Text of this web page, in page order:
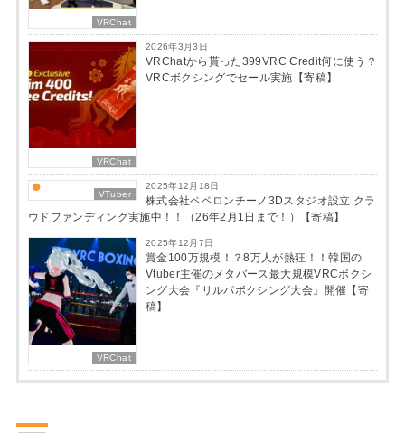
VRChat
VRChat
2026年3月3日
VRChatから貰った399VRC Credit何に使う？
VRCボクシングでセール実施【寄稿】
VTuber
2025年12月18日
株式会社ペペロンチーノ3Dスタジオ設立 クラ
ウドファンディング実施中！！（26年2月1日まで！）【寄稿】
VRChat
2025年12月7日
賞金100万規模！？8万人が熱狂！！韓国の
Vtuber主催のメタバース最大規模VRCボクシ
ング大会『リルパボクシング大会』開催【寄
稿】